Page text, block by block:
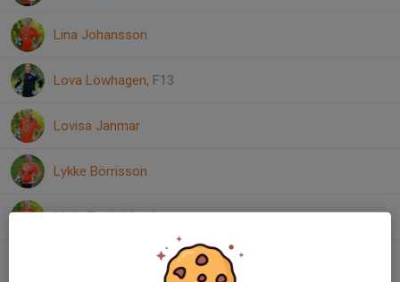
Lina Johansson
Lova Löwhagen, F13
Lovisa Janmar
Lykke Börrisson
Molly Torkelskogh